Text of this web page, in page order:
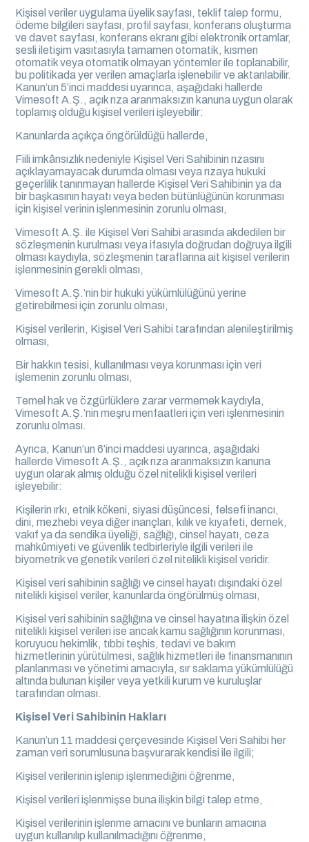
Kişisel veriler uygulama üyelik sayfası, teklif talep formu,
ödeme bilgileri sayfası, profil sayfası, konferans oluşturma
ve davet sayfası, konferans ekranı gibi elektronik ortamlar,
sesli iletişim vasıtasıyla tamamen otomatik, kısmen
otomatik veya otomatik olmayan yöntemler ile toplanabilir,
bu politikada yer verilen amaçlarla işlenebilir ve aktarılabilir.
Kanun’un 5’inci maddesi uyarınca, aşağıdaki hallerde
Vimesoft A.Ş., açık rıza aranmaksızın kanuna uygun olarak
toplamış olduğu kişisel verileri işleyebilir:
Kanunlarda açıkça öngörüldüğü hallerde,
Fiili imkânsızlık nedeniyle Kişisel Veri Sahibinin rızasını
açıklayamayacak durumda olması veya rızaya hukuki
geçerlilik tanınmayan hallerde Kişisel Veri Sahibinin ya da
bir başkasının hayatı veya beden bütünlüğünün korunması
için kişisel verinin işlenmesinin zorunlu olması,
Vimesoft A.Ş. ile Kişisel Veri Sahibi arasında akdedilen bir
sözleşmenin kurulması veya ifasıyla doğrudan doğruya ilgili
olması kaydıyla, sözleşmenin taraflarına ait kişisel verilerin
işlenmesinin gerekli olması,
Vimesoft A.Ş.’nin bir hukuki yükümlülüğünü yerine
getirebilmesi için zorunlu olması,
Kişisel verilerin, Kişisel Veri Sahibi tarafından alenileştirilmiş
olması,
Bir hakkın tesisi, kullanılması veya korunması için veri
işlemenin zorunlu olması,
Temel hak ve özgürlüklere zarar vermemek kaydıyla,
Vimesoft A.Ş.’nin meşru menfaatleri için veri işlenmesinin
zorunlu olması.
Ayrıca, Kanun’un 6’inci maddesi uyarınca, aşağıdaki
hallerde Vimesoft A.Ş., açık rıza aranmaksızın kanuna
uygun olarak almış olduğu özel nitelikli kişisel verileri
işleyebilir:
Kişilerin ırkı, etnik kökeni, siyasi düşüncesi, felsefi inancı,
dini, mezhebi veya diğer inançları, kılık ve kıyafeti, dernek,
vakıf ya da sendika üyeliği, sağlığı, cinsel hayatı, ceza
mahkûmiyeti ve güvenlik tedbirleriyle ilgili verileri ile
biyometrik ve genetik verileri özel nitelikli kişisel veridir.
Kişisel veri sahibinin sağlığı ve cinsel hayatı dışındaki özel
nitelikli kişisel veriler, kanunlarda öngörülmüş olması,
Kişisel veri sahibinin sağlığına ve cinsel hayatına ilişkin özel
nitelikli kişisel verileri ise ancak kamu sağlığının korunması,
koruyucu hekimlik, tıbbi teşhis, tedavi ve bakım
hizmetlerinin yürütülmesi, sağlık hizmetleri ile finansmanının
planlanması ve yönetimi amacıyla, sır saklama yükümlülüğü
altında bulunan kişiler veya yetkili kurum ve kuruluşlar
tarafından olması.
Kişisel Veri Sahibinin Hakları
Kanun’un 11 maddesi çerçevesinde Kişisel Veri Sahibi her
zaman veri sorumlusuna başvurarak kendisi ile ilgili;
Kişisel verilerinin işlenip işlenmediğini öğrenme,
Kişisel verileri işlenmişse buna ilişkin bilgi talep etme,
Kişisel verilerinin işlenme amacını ve bunların amacına
uygun kullanılıp kullanılmadığını öğrenme,